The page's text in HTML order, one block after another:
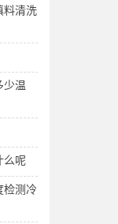
料清洗
少温
么呢
检测冷